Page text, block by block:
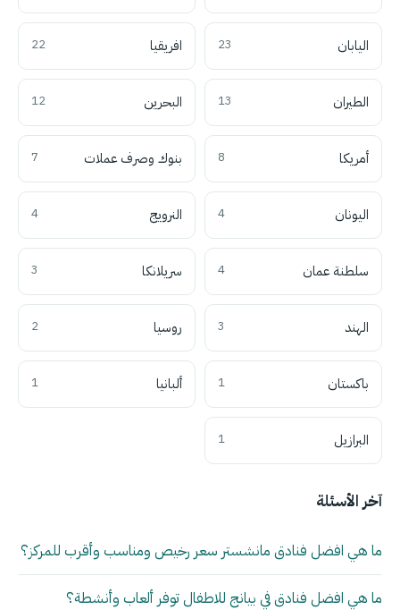
اليابان 23 افريقيا 22
الطيران 13 البحرين 12
أمريكا 8 بنوك وصرف عملات 7
اليونان 4 النرويج 4
سلطنة عمان 4 سريلانكا 3
الهند 3 روسيا 2
باكستان 1 ألبانيا 1
البرازيل 1
آخر الأسئلة
ما هي افضل فنادق مانشستر سعر رخيص ومناسب وأقرب للمركز؟
ما هي افضل فنادق في بيانج للاطفال توفر ألعاب وأنشطة؟